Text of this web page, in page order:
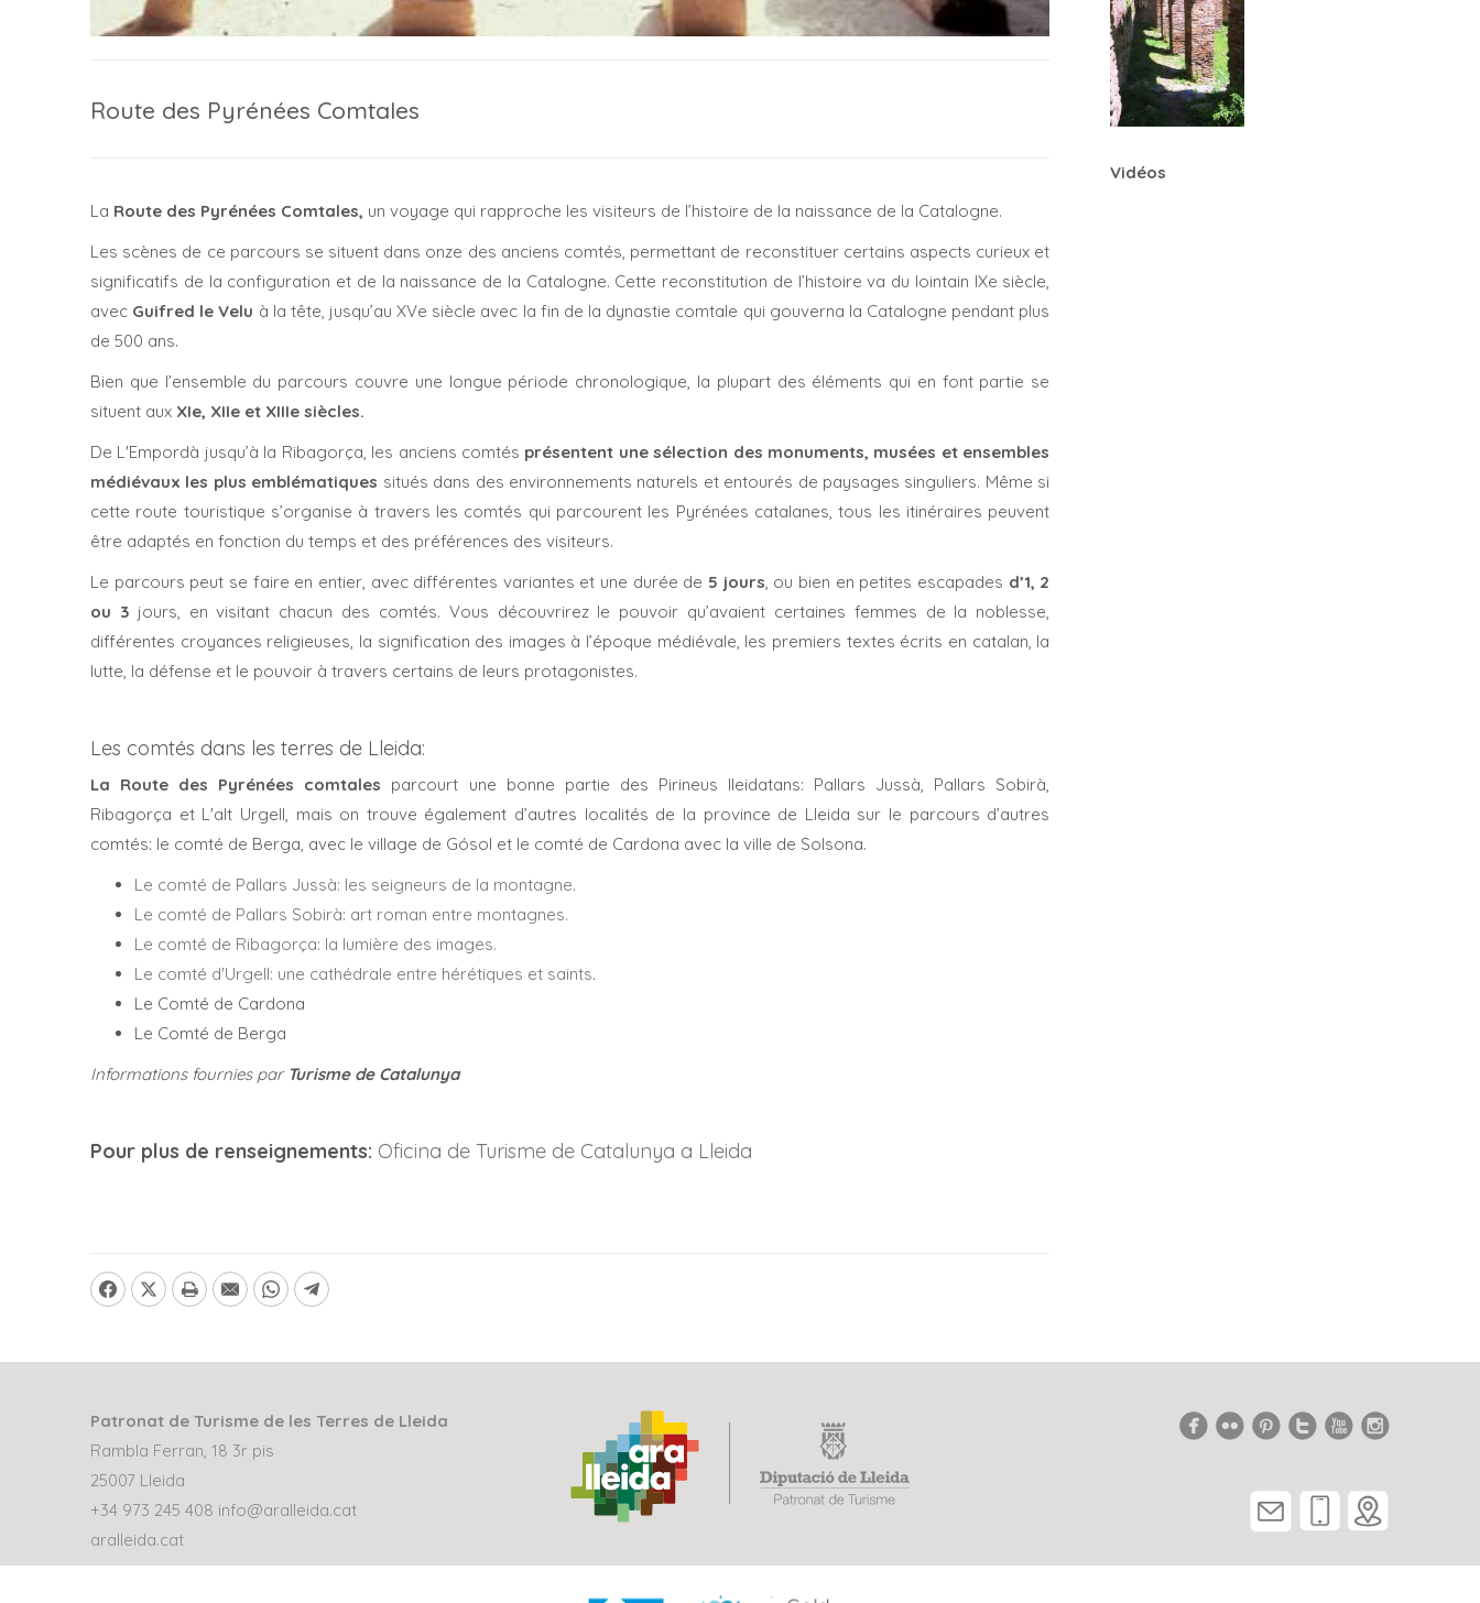
Route des Pyrénées Comtales
La Route des Pyrénées Comtales, un voyage qui rapproche les visiteurs de l’histoire de la naissance de la Catalogne.
Les scènes de ce parcours se situent dans onze des anciens comtés, permettant de reconstituer certains aspects curieux et
significatifs de la configuration et de la naissance de la Catalogne. Cette reconstitution de l’histoire va du lointain IXe siècle,
avec Guifred le Velu à la tête, jusqu’au XVe siècle avec la fin de la dynastie comtale qui gouverna la Catalogne pendant plus
de 500 ans.
Bien que l’ensemble du parcours couvre une longue période chronologique, la plupart des éléments qui en font partie se
situent aux XIe, XIIe et XIIIe siècles.
De L'Empordà jusqu’à la Ribagorça, les anciens comtés présentent une sélection des monuments, musées et ensembles
médiévaux les plus emblématiques situés dans des environnements naturels et entourés de paysages singuliers. Même si
cette route touristique s’organise à travers les comtés qui parcourent les Pyrénées catalanes, tous les itinéraires peuvent
être adaptés en fonction du temps et des préférences des visiteurs.
Le parcours peut se faire en entier, avec différentes variantes et une durée de 5 jours, ou bien en petites escapades d’1, 2
ou 3jours, en visitant chacun des comtés. Vous découvrirez le pouvoir qu’avaient certaines femmes de la noblesse,
différentes croyances religieuses, la signification des images à l’époque médiévale, les premiers textes écrits en catalan, la
lutte, la défense et le pouvoir à travers certains de leurs protagonistes.
Les comtés dans les terres de Lleida:
La Route des Pyrénées comtales parcourt une bonne partie des Pirineus lleidatans: Pallars Jussà, Pallars Sobirà,
Ribagorça et L'alt Urgell, mais on trouve également d’autres localités de la province de Lleida sur le parcours d’autres
comtés: le comté de Berga, avec le village de Gósol et le comté de Cardona avec la ville de Solsona.
Le comté de Pallars Jussà: les seigneurs de la montagne.
Le comté de Pallars Sobirà: art roman entre montagnes.
Le comté de Ribagorça: la lumière des images.
Le comté d'Urgell: une cathédrale entre hérétiques et saints.
Le Comté de Cardona
Le Comté de Berga
Informations fournies par Turisme de Catalunya
Pour plus de renseignements: Oficina de Turisme de Catalunya a Lleida
Vidéos
Patronat de Turisme de les Terres de Lleida
Rambla Ferran, 18 3r pis
25007 Lleida
+34 973 245 408 info@aralleida.cat
aralleida.cat